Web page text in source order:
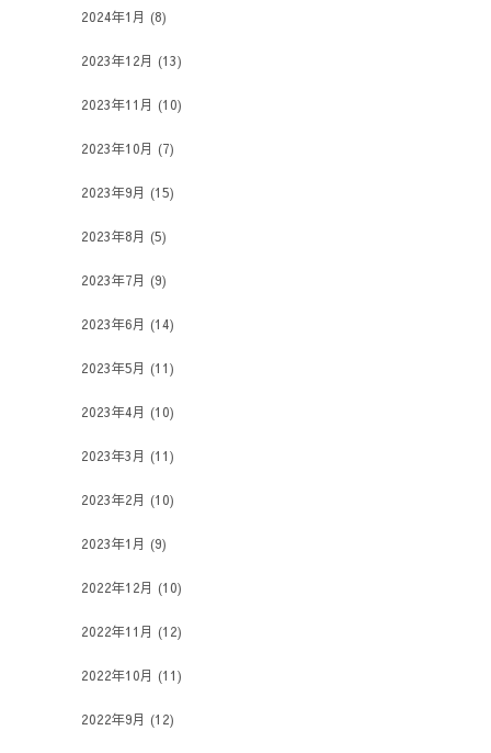
2024年1月 (8)
2023年12月 (13)
2023年11月 (10)
2023年10月 (7)
2023年9月 (15)
2023年8月 (5)
2023年7月 (9)
2023年6月 (14)
2023年5月 (11)
2023年4月 (10)
2023年3月 (11)
2023年2月 (10)
2023年1月 (9)
2022年12月 (10)
2022年11月 (12)
2022年10月 (11)
2022年9月 (12)